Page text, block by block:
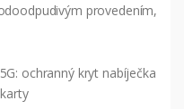
provedením,
ochranný kryt nabíječka